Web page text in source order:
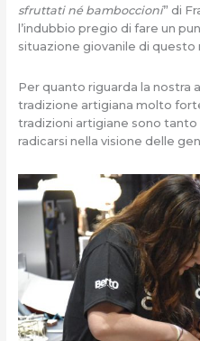
sfruttati né bamboccioni” di
l’indubbio pregio di fare un
situazione giovanile di questo
Per quanto riguarda la nostra
tradizione artigiana molto
tradizioni artigiane sono
radicarsi nella visione delle